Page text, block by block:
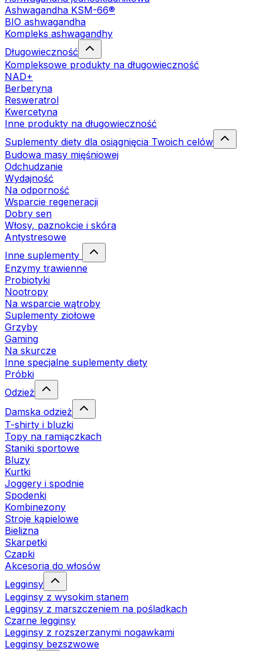
Ashwagandha KSM-66®
BIO ashwagandha
Kompleks ashwagandhy
Długowieczność
Kompleksowe produkty na długowieczność
NAD+
Berberyna
Resweratrol
Kwercetyna
Inne produkty na długowieczność
Suplementy diety dla osiągnięcia Twoich celów
Budowa masy mięśniowej
Odchudzanie
Wydajność
Na odporność
Wsparcie regeneracji
Dobry sen
Włosy, paznokcie i skóra
Antystresowe
Inne suplementy
Enzymy trawienne
Probiotyki
Nootropy
Na wsparcie wątroby
Suplementy ziołowe
Grzyby
Gaming
Na skurcze
Inne specjalne suplementy diety
Próbki
Odzież
Damska odzież
T-shirty i bluzki
Topy na ramiączkach
Staniki sportowe
Bluzy
Kurtki
Joggery i spodnie
Spodenki
Kombinezony
Stroje kąpielowe
Bielizna
Skarpetki
Czapki
Akcesoria do włosów
Legginsy
Legginsy z wysokim stanem
Legginsy z marszczeniem na pośladkach
Czarne legginsy
Legginsy z rozszerzanymi nogawkami
Legginsy bezszwowe